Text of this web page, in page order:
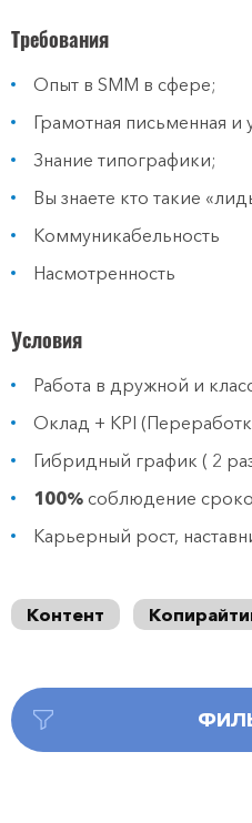
Требования
Опыт в SMM в сфере;
Грамотная письменная и
Знание типографики;
Вы знаете кто такие
Коммуникабельность
Насмотренность
Условия
Работа в дружной и
Оклад + KPI
Гибридный график ( 2
100% соблюдение
Карьерный рост,
Контент